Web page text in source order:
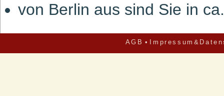
von Berlin aus sind Sie in
AGB •